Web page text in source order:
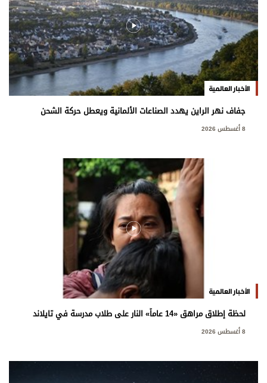
الأخبار العالمية
جفاف نهر الراين يهدد الصناعات الألمانية ويعطل حركة الشحن
8 أغسطس 2026
الأخبار العالمية
لحظة إطلاق مراهق «14 عاماً» النار على طلاب مدرسة في تايلاند
8 أغسطس 2026